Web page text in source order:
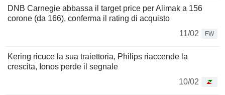
DNB Carnegie abbassa il target price per Alimak a 156
corone (da 166), conferma il rating di acquisto
11/02
FW
Kering ricuce la sua traiettoria, Philips riaccende la
crescita, Ionos perde il segnale
10/02